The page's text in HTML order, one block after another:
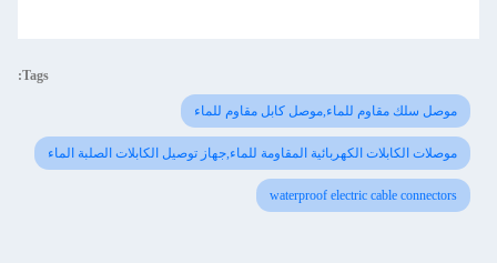
Tags:
موصل سلك مقاوم للماء,موصل كابل مقاوم للماء
موصلات الكابلات الكهربائية المقاومة للماء,جهاز توصيل الكابلات الصلبة الماء
waterproof electric cable connectors